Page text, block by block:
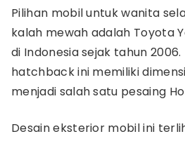
Pilihan mobil untuk wanita
kalah mewah adalah Toyota
di Indonesia sejak tahun
hatchback ini memiliki
menjadi salah satu pesaing
Desain eksterior mobil ini